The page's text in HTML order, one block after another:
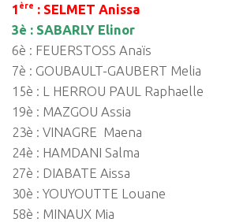
1 ère : SELMET Anissa
3è : SABARLY Elinor
6è : FEUERSTOSS Anaïs
7è : GOUBAULT-GAUBERT Melia
15è : L HERROU PAUL Raphaelle
19è : MAZGOU Assia
23è : VINAGRE Maena
24è : HAMDANI Salma
27è : DIABATE Aissa
30è : YOUYOUTTE Louane
58è : MINAUX Mia